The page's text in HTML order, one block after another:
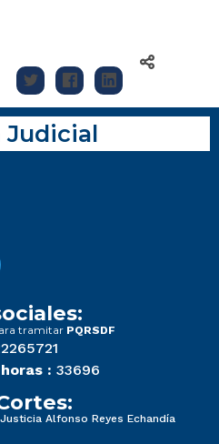
Judicial
tramitar PQRSDF
: 33696
Alfonso Reyes Echandía